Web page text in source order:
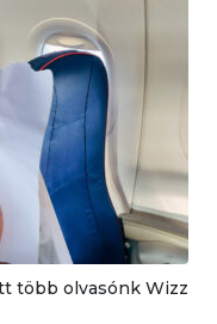
több olvasónk Wizz